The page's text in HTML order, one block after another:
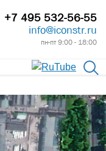
+7 495 532-56-55
info@iconstr.ru
пн-пт 9:00 - 18:00